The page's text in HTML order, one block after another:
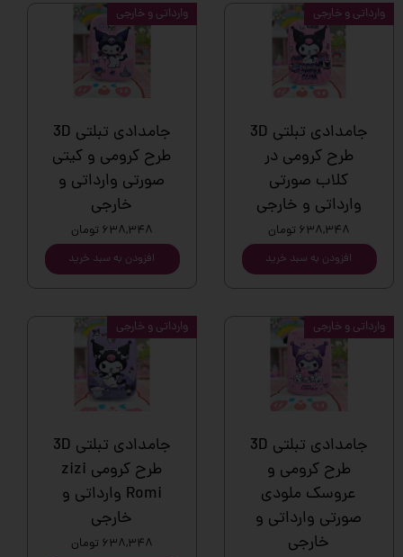
جامدادی تبلتی 3D
طرح کرومی در
کلاب صورتی
وارداتی و خارجی
۶۳۸,۳۴۸ تومان
افزودن به سبد خرید
وارداتی و خارجی
جامدادی تبلتی 3D
طرح کرومی و کیتی
صورتی وارداتی و
خارجی
۶۳۸,۳۴۸ تومان
افزودن به سبد خرید
وارداتی و خارجی
جامدادی تبلتی 3D
طرح کرومی و
عروسک ملودی
صورتی وارداتی و
خارجی
وارداتی و خارجی
جامدادی تبلتی 3D
طرح کرومی zizi
Romi وارداتی و
خارجی
۶۳۸,۳۴۸ تومان
وارداتی و خارجی